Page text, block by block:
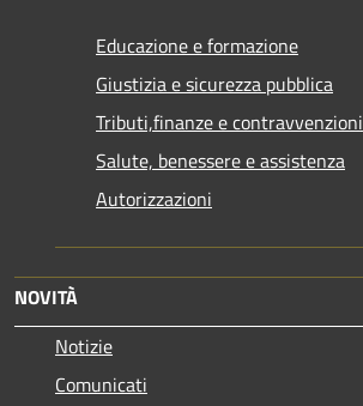
Educazione e formazione
Giustizia e sicurezza pubblica
Tributi,finanze e contravvenzioni
Salute, benessere e assistenza
Autorizzazioni
NOVITÀ
Notizie
Comunicati